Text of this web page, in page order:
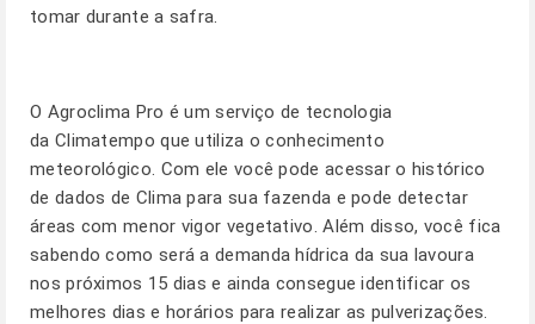
tomar durante a safra.
O Agroclima Pro é um serviço de tecnologia
da Climatempo que utiliza o conhecimento
meteorológico. Com ele você pode acessar o histórico
de dados de Clima para sua fazenda e pode detectar
áreas com menor vigor vegetativo. Além disso, você fica
sabendo como será a demanda hídrica da sua lavoura
nos próximos 15 dias e ainda consegue identificar os
melhores dias e horários para realizar as pulverizações.